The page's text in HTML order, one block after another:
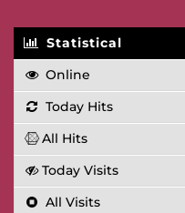
Statistical
Online
Today Hits
All Hits
Today Visits
All Visits